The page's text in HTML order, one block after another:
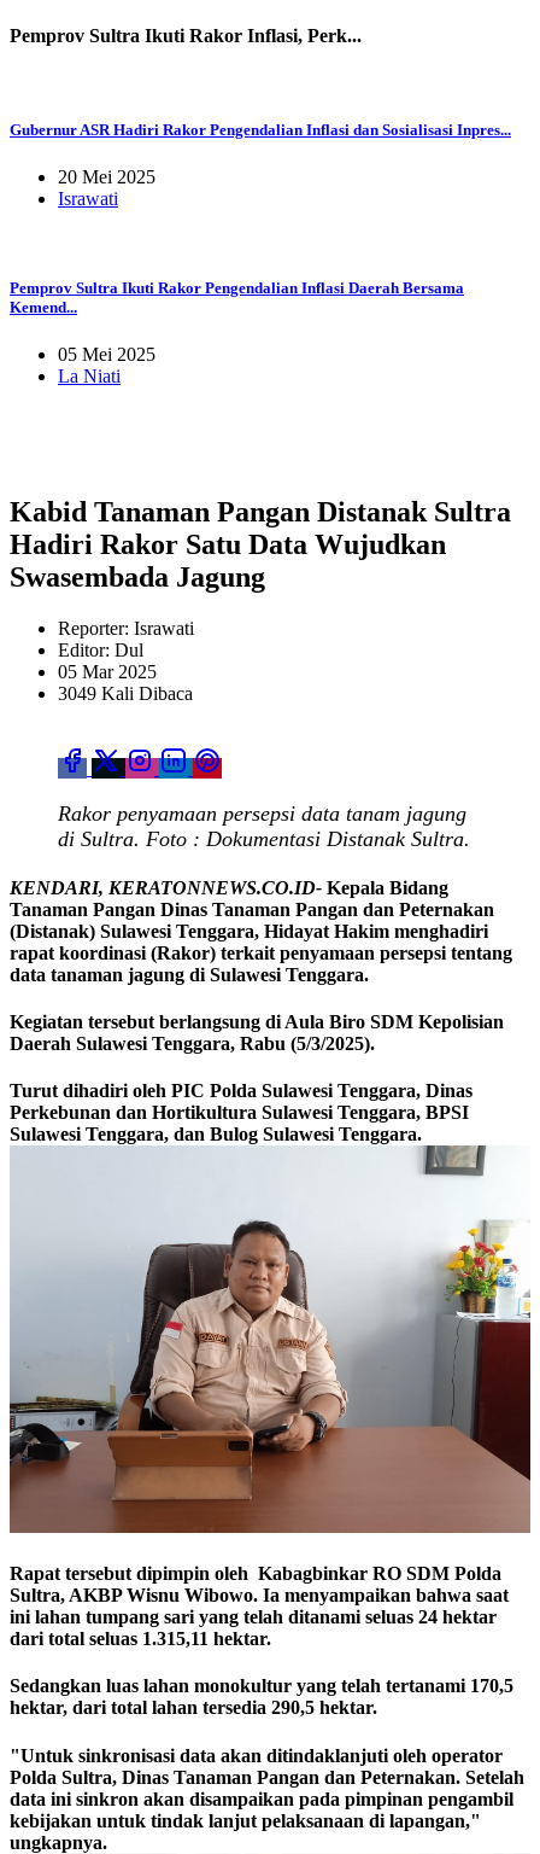
Pemprov Sultra Ikuti Rakor Inflasi, Perk...
Gubernur ASR Hadiri Rakor Pengendalian Inflasi dan Sosialisasi Inpres...
20 Mei 2025
Israwati
Pemprov Sultra Ikuti Rakor Pengendalian Inflasi Daerah Bersama
Kemend...
05 Mei 2025
La Niati
Kabid Tanaman Pangan Distanak Sultra
Hadiri Rakor Satu Data Wujudkan
Swasembada Jagung
Reporter: Israwati
Editor: Dul
05 Mar 2025
3049 Kali Dibaca
Rakor penyamaan persepsi data tanam jagung
di Sultra. Foto : Dokumentasi Distanak Sultra.
KENDARI, KERATONNEWS.CO.ID- Kepala Bidang
Tanaman Pangan Dinas Tanaman Pangan dan Peternakan
(Distanak) Sulawesi Tenggara, Hidayat Hakim menghadiri
rapat koordinasi (Rakor) terkait penyamaan persepsi tentang
data tanaman jagung di Sulawesi Tenggara.
Kegiatan tersebut berlangsung di Aula Biro SDM Kepolisian
Daerah Sulawesi Tenggara, Rabu (5/3/2025).
Turut dihadiri oleh PIC Polda Sulawesi Tenggara, Dinas
Perkebunan dan Hortikultura Sulawesi Tenggara, BPSI
Sulawesi Tenggara, dan Bulog Sulawesi Tenggara.
Rapat tersebut dipimpin oleh Kabagbinkar RO SDM Polda
Sultra, AKBP Wisnu Wibowo. Ia menyampaikan bahwa saat
ini lahan tumpang sari yang telah ditanami seluas 24 hektar
dari total seluas 1.315,11 hektar.
Sedangkan luas lahan monokultur yang telah tertanami 170,5
hektar, dari total lahan tersedia 290,5 hektar.
"Untuk sinkronisasi data akan ditindaklanjuti oleh operator
Polda Sultra, Dinas Tanaman Pangan dan Peternakan. Setelah
data ini sinkron akan disampaikan pada pimpinan pengambil
kebijakan untuk tindak lanjut pelaksanaan di lapangan,"
ungkapnya.